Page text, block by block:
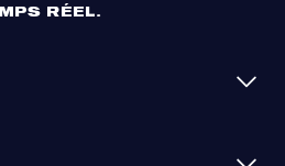
RÉEL.